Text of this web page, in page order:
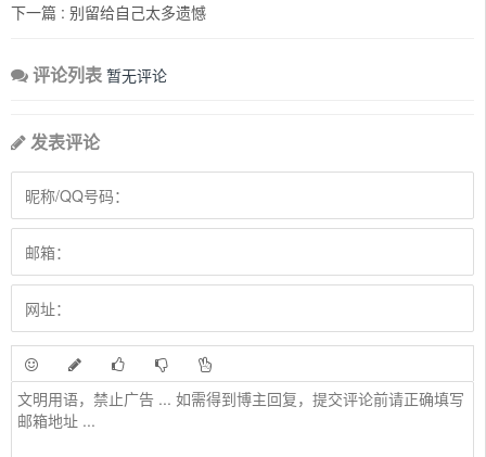
下一篇 : 别留给自己太多遗憾
评论列表 暂无评论
发表评论